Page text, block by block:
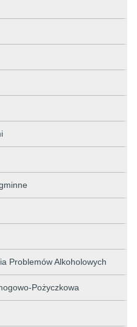
Problemów Alkoholowych
Pożyczkowa